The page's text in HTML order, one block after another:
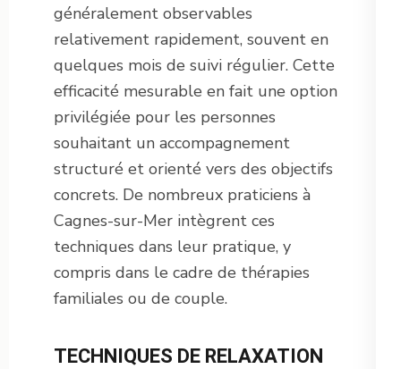
généralement observables
relativement rapidement, souvent en
quelques mois de suivi régulier. Cette
efficacité mesurable en fait une option
privilégiée pour les personnes
souhaitant un accompagnement
structuré et orienté vers des objectifs
concrets. De nombreux praticiens à
Cagnes-sur-Mer intègrent ces
techniques dans leur pratique, y
compris dans le cadre de thérapies
familiales ou de couple.
TECHNIQUES DE RELAXATION